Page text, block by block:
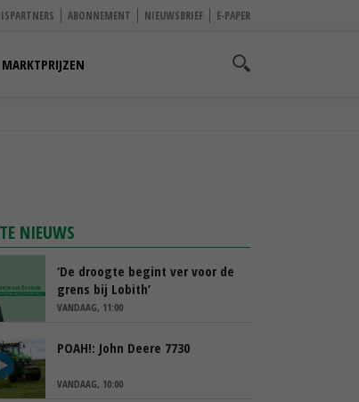
ABONNEMENT NIEUWSBRIEF E-PAPER
MARKTPRIJZEN
NIEUWS
‘De droogte begint ver voor de
grens bij Lobith’
VANDAAG, 11:00
POAH!: John Deere 7730
VANDAAG, 10:00